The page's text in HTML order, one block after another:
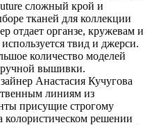
сложный крой и
тканей для коллекции
отдает органзе, кружевам и
твид и джерси.
количество моделей
ручной вышивки.
Анастасия Кучугова
линиям из
присущие строгому
колористическом решении